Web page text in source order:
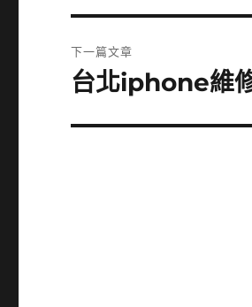
篇
文
章:
下一篇文章
下
篇
台北iphone維